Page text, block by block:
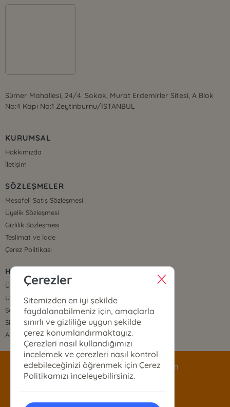
Sümer Mahallesi, 24/4. Sokak, Murat Erdemirler Sitesi, A Blok
No:4 Kapı No:1 Zeytinburnu/İSTANBUL
KURUMSAL
Hakkımızda
İletişim
SÖZLEŞMELER
Mesafeli Satış Sözleşmesi
Üyelik Sözleşmesi
Gizlilik Sözleşmesi
Teslimat ve İade
Çerez Politikası
HIZLI ERİŞİM
Üye Ol
Üye Giriş
Sepetim
Sipariş Takip
Anasayfa
siparis@mecazyayinlari.com
Çerezler
Sitemizden en iyi şekilde
faydalanabilmeniz için, amaçlarla
sınırlı ve gizliliğe uygun şekilde
çerez konumlandırmaktayız.
Çerezleri nasıl kullandığımızı
incelemek ve çerezleri nasıl kontrol
edebileceğinizi öğrenmek için Çerez
Politikamızı inceleyebilirsiniz.